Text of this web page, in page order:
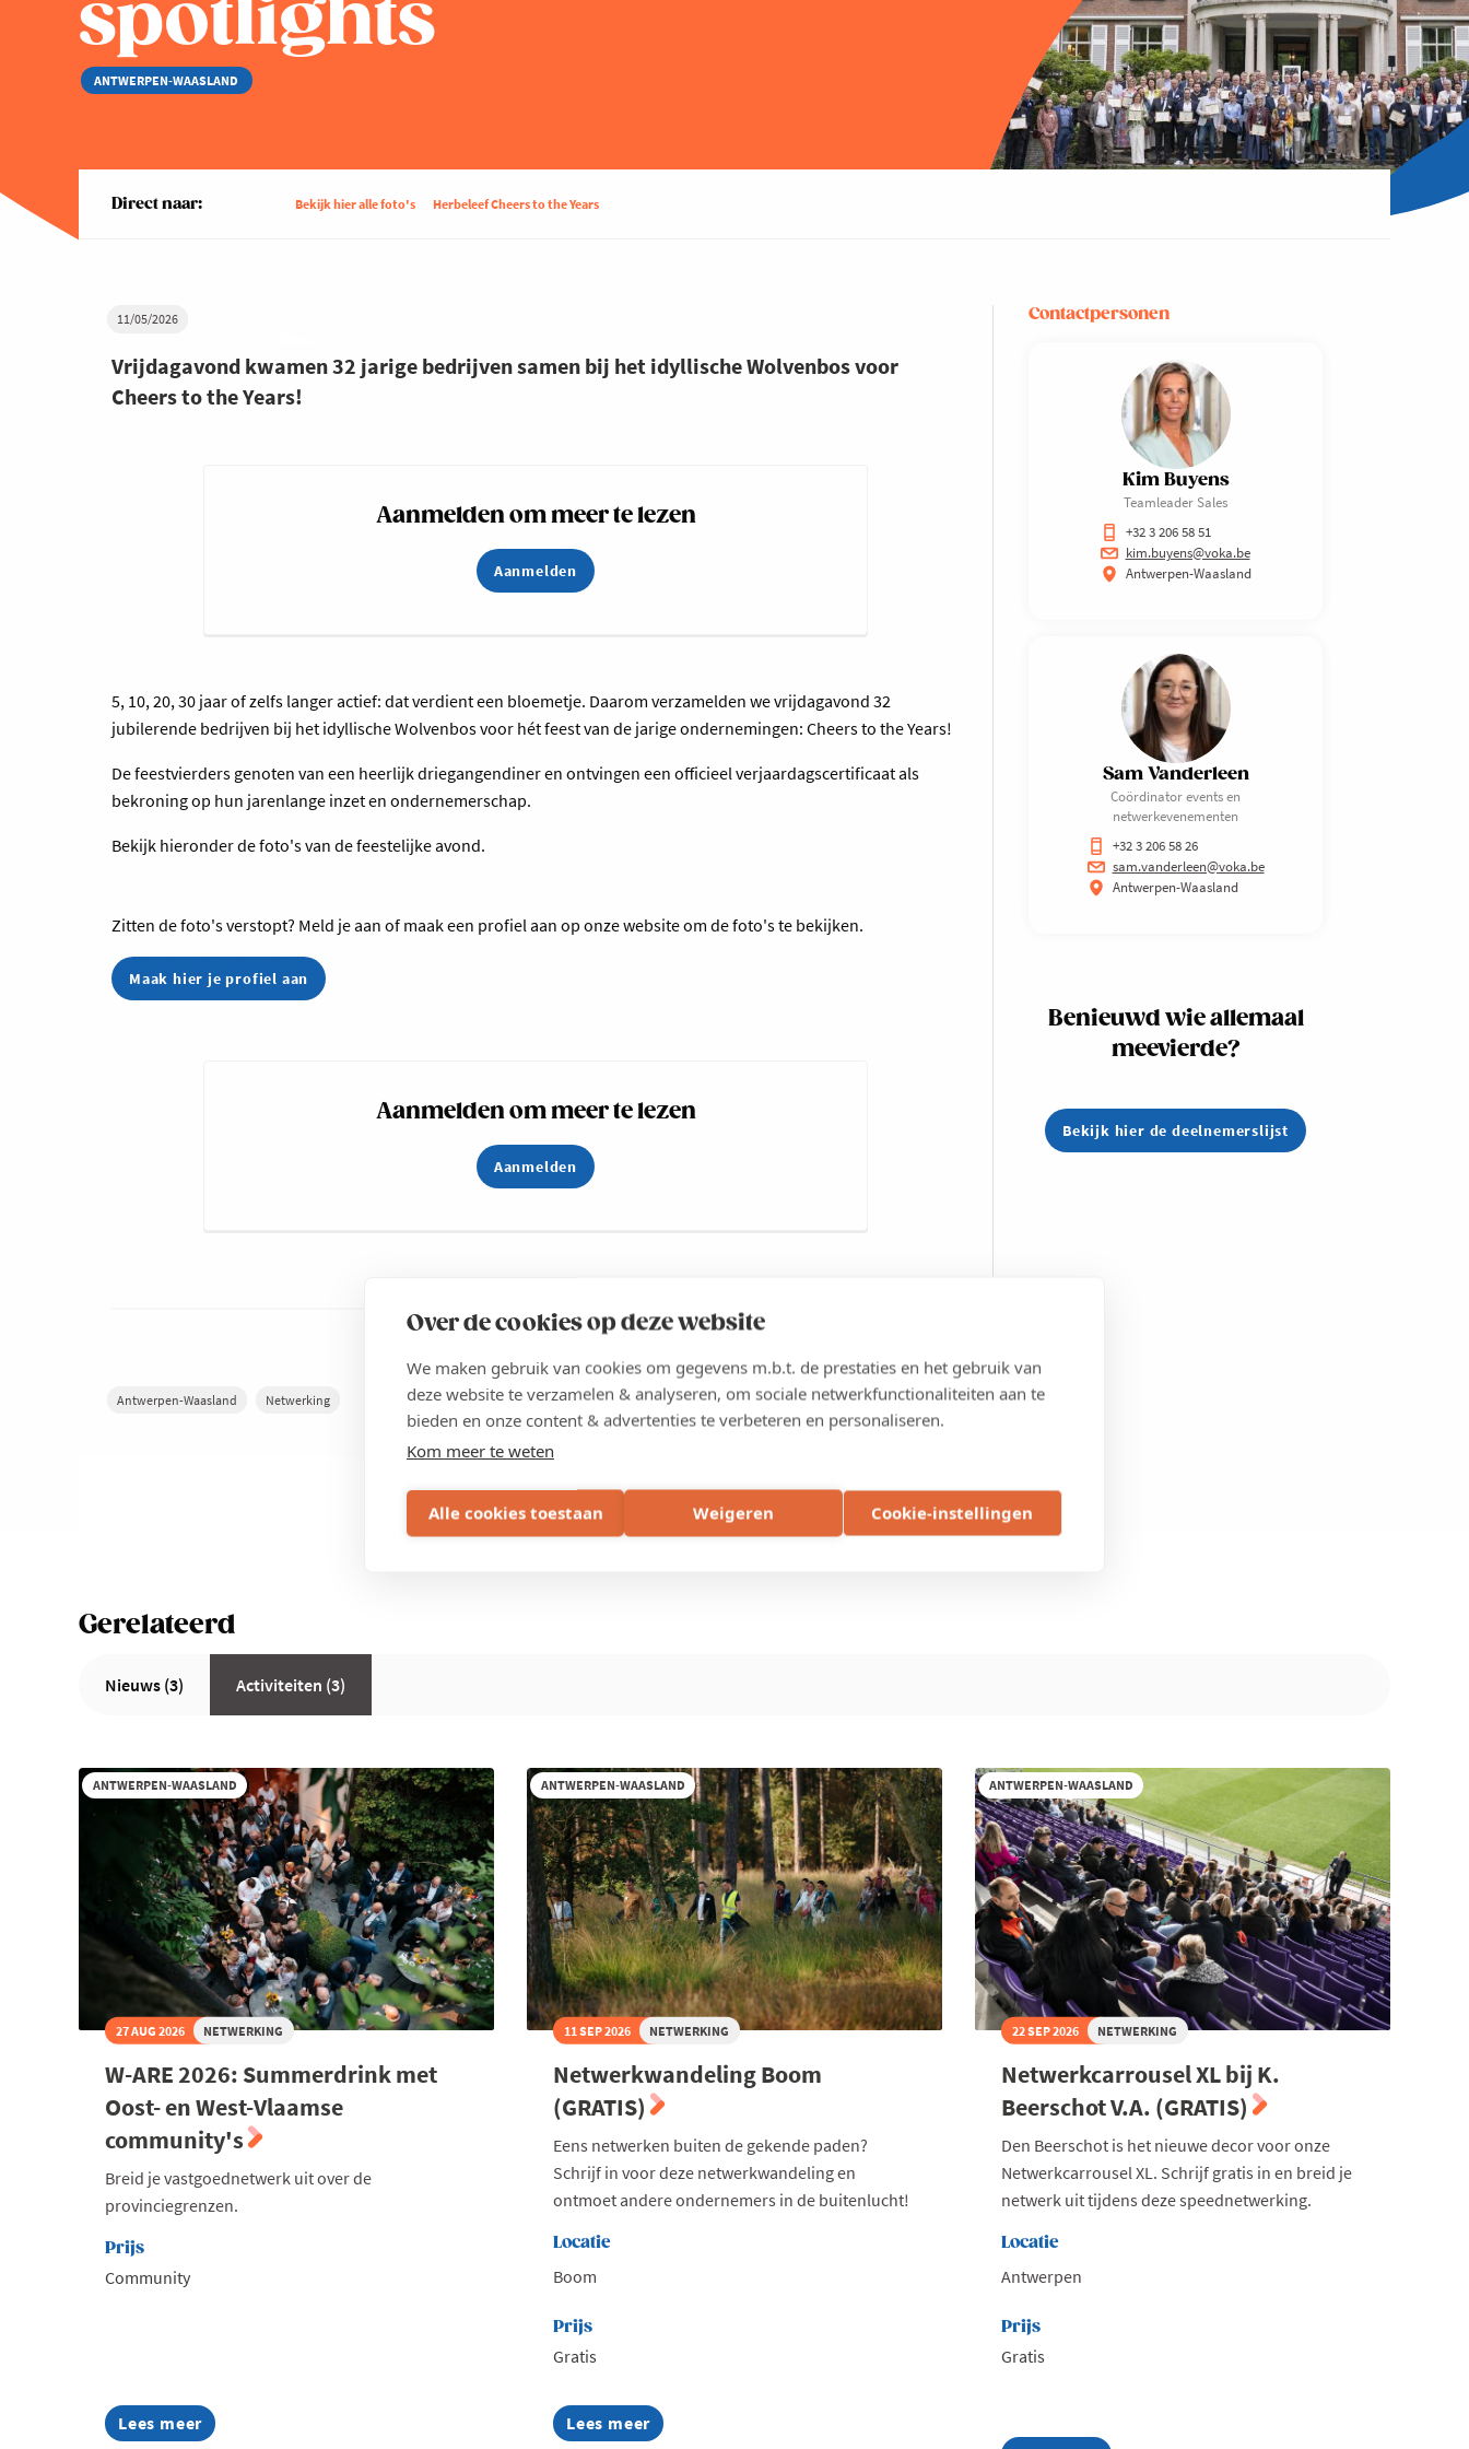
Over de cookies op deze website
We maken gebruik van cookies om gegevens m.b.t. de prestaties en het gebruik van
deze website te verzamelen & analyseren, om sociale netwerkfunctionaliteiten aan te
bieden en onze content & advertenties te verbeteren en personaliseren.
Kom meer te weten
Alle cookies toestaan Weigeren Cookie-instellingen
spotlights
ANTWERPEN-WAASLAND
Direct naar: Bekijk hier alle foto's Herbeleef Cheers to the Years
11/05/2026
Vrijdagavond kwamen 32 jarige bedrijven samen bij het idyllische Wolvenbos voor
Cheers to the Years!
Aanmelden om meer te lezen
Aanmelden
5, 10, 20, 30 jaar of zelfs langer actief: dat verdient een bloemetje. Daarom verzamelden we vrijdagavond 32
jubilerende bedrijven bij het idyllische Wolvenbos voor hét feest van de jarige ondernemingen: Cheers to the Years!
De feestvierders genoten van een heerlijk driegangendiner en ontvingen een officieel verjaardagscertificaat als
bekroning op hun jarenlange inzet en ondernemerschap.
Bekijk hieronder de foto's van de feestelijke avond.
Zitten de foto's verstopt? Meld je aan of maak een profiel aan op onze website om de foto's te bekijken.
Maak hier je profiel aan
Aanmelden om meer te lezen
Aanmelden
Antwerpen-Waasland Netwerking
Contactpersonen
Kim Buyens
Teamleader Sales
+32 3 206 58 51
kim.buyens@voka.be
Antwerpen-Waasland
Sam Vanderleen
Coördinator events en
netwerkevenementen
+32 3 206 58 26
sam.vanderleen@voka.be
Antwerpen-Waasland
Benieuwd wie allemaal
meevierde?
Bekijk hier de deelnemerslijst
Gerelateerd
Nieuws (3) Activiteiten (3)
ANTWERPEN-WAASLAND
27 AUG 2026 NETWERKING
W-ARE 2026: Summerdrink met
Oost- en West-Vlaamse
community's
Breid je vastgoednetwerk uit over de
provinciegrenzen.
Prijs
Community
Lees meer
about
W-
ANTWERPEN-WAASLAND
11 SEP 2026 NETWERKING
Netwerkwandeling Boom
(GRATIS)
Eens netwerken buiten de gekende paden?
Schrijf in voor deze netwerkwandeling en
ontmoet andere ondernemers in de buitenlucht!
Locatie
Boom
Prijs
Gratis
Lees meer
about
Netwerkwandeling
ANTWERPEN-WAASLAND
22 SEP 2026 NETWERKING
Netwerkcarrousel XL bij K.
Beerschot V.A. (GRATIS)
Den Beerschot is het nieuwe decor voor onze
Netwerkcarrousel XL. Schrijf gratis in en breid je
netwerk uit tijdens deze speednetwerking.
Locatie
Antwerpen
Prijs
Gratis